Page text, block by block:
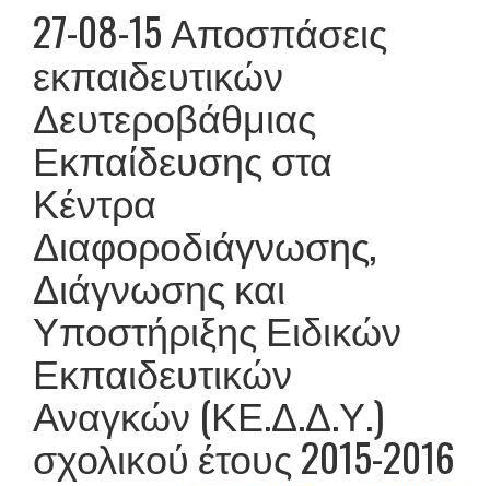
27-08-15 Αποσπάσεις
εκπαιδευτικών
Δευτεροβάθμιας
Εκπαίδευσης στα
Κέντρα
Διαφοροδιάγνωσης,
Διάγνωσης και
Υποστήριξης Ειδικών
Εκπαιδευτικών
Αναγκών (ΚΕ.Δ.Δ.Υ.)
σχολικού έτους 2015-2016